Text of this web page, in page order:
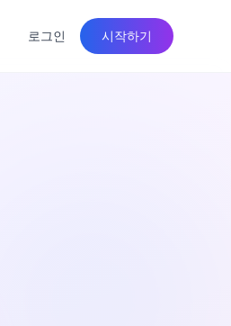
로그인 시작하기